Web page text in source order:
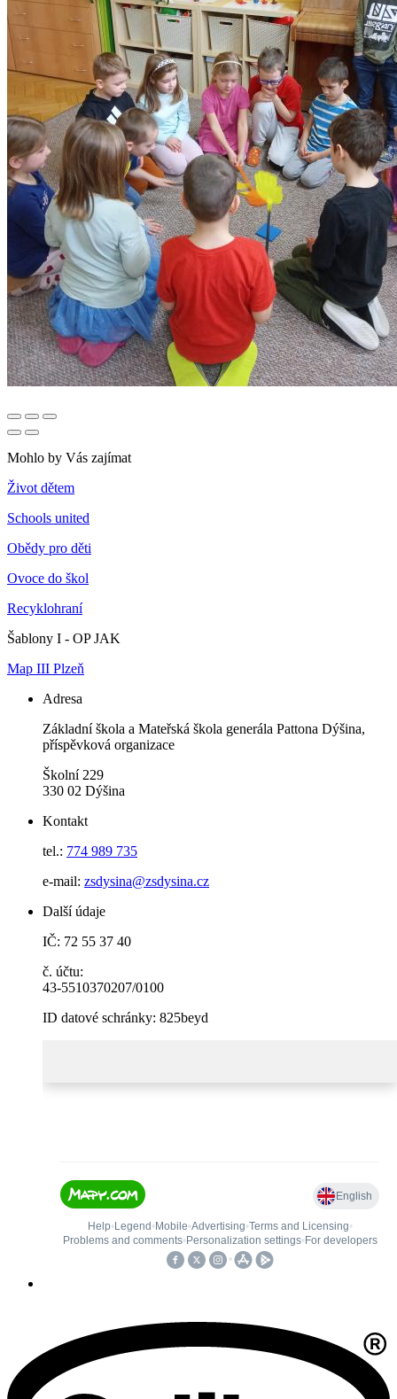
Mohlo by Vás zajímat
Život dětem
Schools united
Obědy pro děti
Ovoce do škol
Recyklohraní
Šablony I - OP JAK
Map III Plzeň
Adresa
Základní škola a Mateřská škola generála Pattona Dýšina,
příspěvková organizace
Školní 229
330 02 Dýšina
Kontakt
tel.: 774 989 735
e-mail: zsdysina@zsdysina.cz
Další údaje
IČ: 72 55 37 40
č. účtu:
43-5510370207/0100
ID datové schránky: 825beyd